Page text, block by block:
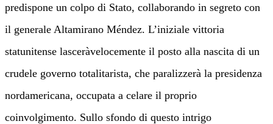
predispone un colpo di Stato, collaborando in segreto con
il generale Altamirano Méndez. L’iniziale vittoria
statunitense lasceràvelocemente il posto alla nascita di un
crudele governo totalitarista, che paralizzerà la presidenza
nordamericana, occupata a celare il proprio
coinvolgimento. Sullo sfondo di questo intrigo